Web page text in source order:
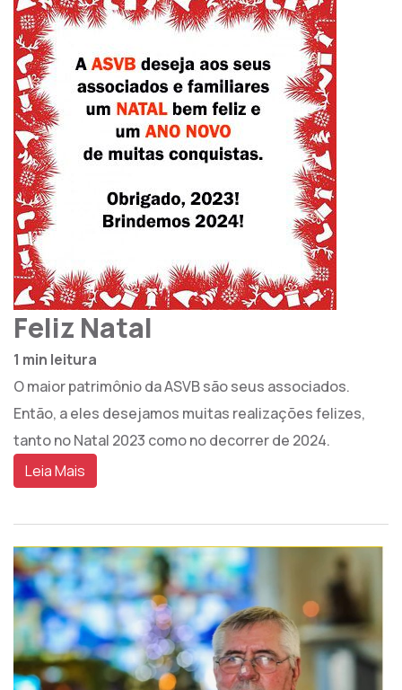
Feliz Natal
1 min leitura
O maior patrimônio da ASVB são seus associados.
Então, a eles desejamos muitas realizações felizes,
tanto no Natal 2023 como no decorrer de 2024.
Leia Mais